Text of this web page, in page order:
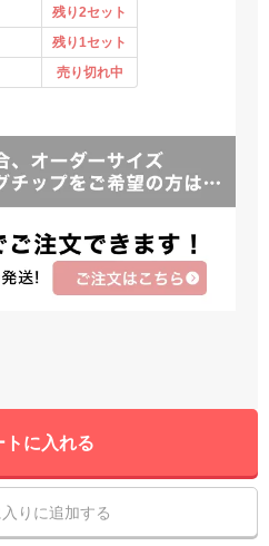
トに入れる
りに追加する